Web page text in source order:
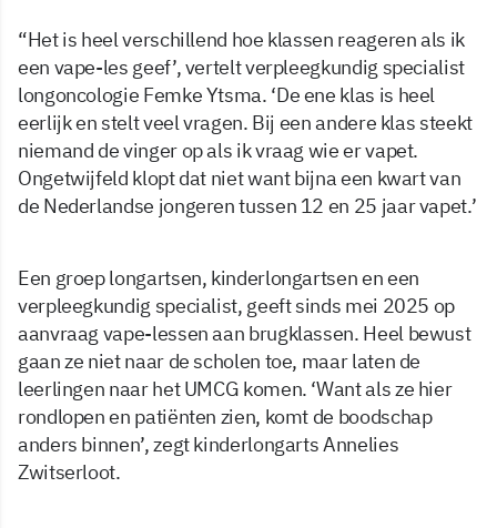
“Het is heel verschillend hoe klassen reageren als ik
een vape-les geef’, vertelt verpleegkundig specialist
longoncologie Femke Ytsma. ‘De ene klas is heel
eerlijk en stelt veel vragen. Bij een andere klas steekt
niemand de vinger op als ik vraag wie er vapet.
Ongetwijfeld klopt dat niet want bijna een kwart van
de Nederlandse jongeren tussen 12 en 25 jaar vapet.’
Een groep longartsen, kinderlongartsen en een
verpleegkundig specialist, geeft sinds mei 2025 op
aanvraag vape-lessen aan brugklassen. Heel bewust
gaan ze niet naar de scholen toe, maar laten de
leerlingen naar het UMCG komen. ‘Want als ze hier
rondlopen en patiënten zien, komt de boodschap
anders binnen’, zegt kinderlongarts Annelies
Zwitserloot.